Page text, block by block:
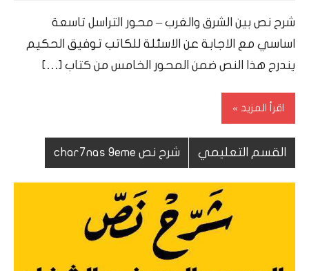
شرح نص بين الشرق والغرب – محور التراسل تاسعة
اساسي مع الاجابة عن الاسئلة للكاتب توفيق الحكيم
يندرج هذا النص ضمن المحور الخامس من كتاب […]
اقرأ المزيد
القسم التعليمي شرح نص char7nas 9eme